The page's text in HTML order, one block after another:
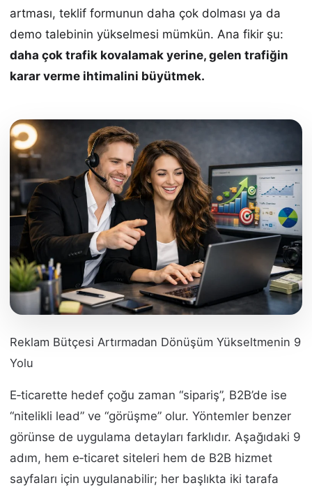
artması, teklif formunun daha çok dolması ya da
demo talebinin yükselmesi mümkün. Ana fikir şu:
daha çok trafik kovalamak yerine, gelen trafiğin
karar verme ihtimalini büyütmek.
Reklam Bütçesi Artırmadan Dönüşüm Yükseltmenin 9
Yolu
E‑ticarette hedef çoğu zaman “sipariş”, B2B’de ise
“nitelikli lead” ve “görüşme” olur. Yöntemler benzer
görünse de uygulama detayları farklıdır. Aşağıdaki 9
adım, hem e‑ticaret siteleri hem de B2B hizmet
sayfaları için uygulanabilir; her başlıkta iki tarafa